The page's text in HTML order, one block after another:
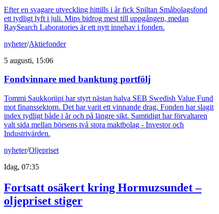
Efter en svagare utveckling hittills i år fick Spiltan Småbolagsfond
ett tydligt lyft i juli. Mips bidrog mest till uppgången, medan
RaySearch Laboratories är ett nytt innehav i fonden.
nyheter/Aktiefonder
5 augusti, 15:06
Fondvinnare med banktung portfölj
Tommi Saukkoriipi har styrt nästan halva SEB Swedish Value Fund
mot finanssektorn. Det har varit ett vinnande drag. Fonden har slagit
index tydligt både i år och på längre sikt. Samtidigt har förvaltaren
valt sida mellan börsens två stora maktbolag - Investor och
Industrivärden.
nyheter/Oljepriset
Idag, 07:35
Fortsatt osäkert kring Hormuzsundet –
oljepriset stiger